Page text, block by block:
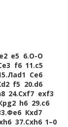
e5 6.O-O
f6 11.c5
Лad1 Сe6
f5 20.d6
24.Сxf7 exf3
h6 29.c6
Фe6 Кxd7
37.Сxh6 1–0